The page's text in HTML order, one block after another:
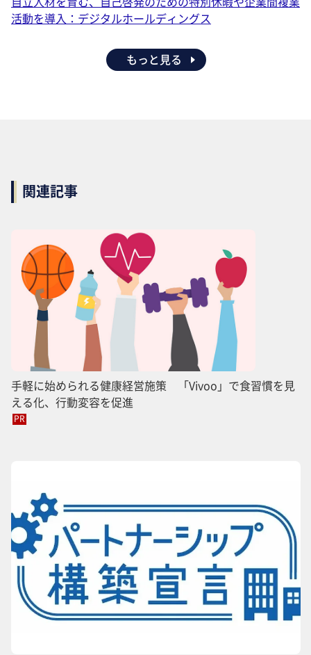
活動を導入：デジタルホールディングス
もっと見る
関連記事
手軽に始められる健康経営施策 「Vivoo」で食習慣を見
える化、行動変容を促進
PR